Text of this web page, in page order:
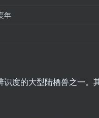
年
度的大型陆栖兽之一。